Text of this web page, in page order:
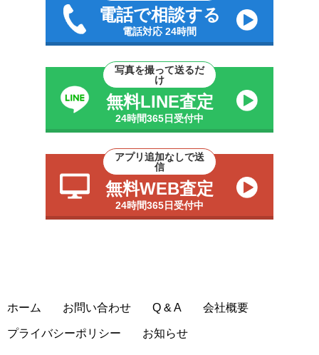
電話で相談する
電話対応 24時間
写真を撮って送るだ
け
無料LINE査定
24時間365日受付中
アプリ追加なしで送
信
無料WEB査定
24時間365日受付中
ホーム お問い合わせ Q & A 会社概要
プライバシーポリシー お知らせ